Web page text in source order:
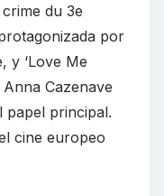
crime du 3e
por
y ‘Love Me
Cazenave
papel principal.
cine europeo